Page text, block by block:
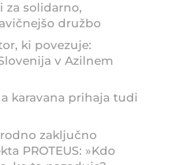
za solidarno,
družbo
ki povezuje:
v Azilnem
karavana prihaja tudi
zaključno
PROTEUS: »Kdo